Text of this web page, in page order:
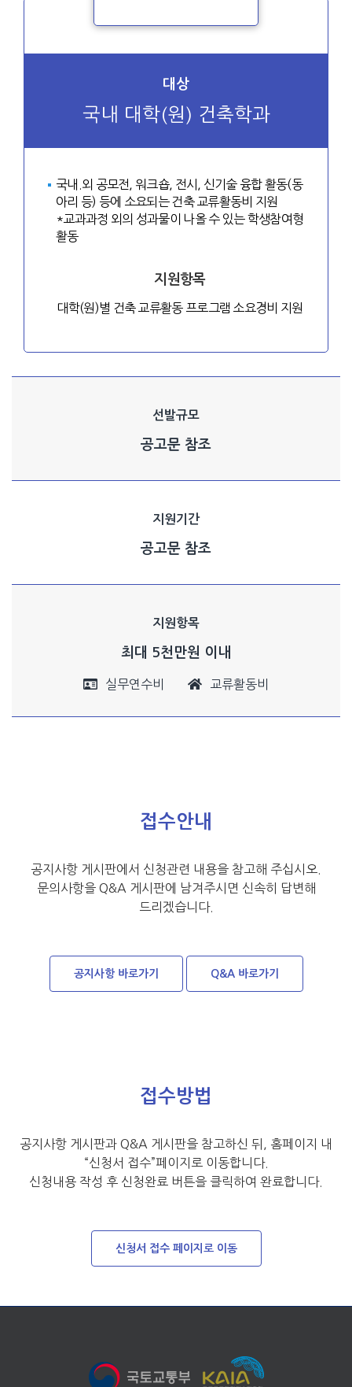
대상
국내 대학(원) 건축학과
국내.외 공모전, 워크숍, 전시, 신기술 융합 활동(동
아리 등) 등에 소요되는 건축 교류활동비 지원
*교과과정 외의 성과물이 나올 수 있는 학생참여형
활동
지원항목
대학(원)별 건축 교류활동 프로그램 소요경비 지원
선발규모
공고문 참조
지원기간
공고문 참조
지원항목
최대 5천만원 이내
실무연수비 교류활동비
접수안내
공지사항 게시판에서 신청관련 내용을 참고해 주십시오.
문의사항을 Q&A 게시판에 남겨주시면 신속히 답변해
드리겠습니다.
공지사항 바로가기 Q&A 바로가기
접수방법
공지사항 게시판과 Q&A 게시판을 참고하신 뒤, 홈페이지 내
“신청서 접수”페이지로 이동합니다.
신청내용 작성 후 신청완료 버튼을 클릭하여 완료합니다.
신청서 접수 페이지로 이동